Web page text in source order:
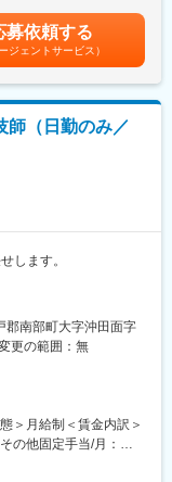
が可能です。
らしく生きる”を支える
見えにくい、患者さ
ながら全人的看護に
ただきます。
基本的に出動はござ
しますのでご安心くだ
みた上で適性に割り
より、看護師1人当た
す。医師・看護師・ア
血等の処置、薬の服
手当がございます。※
※ご活躍次第で更なる
金額であり、選考を
額)は固定手当を含めた
募依頼する
ージェントサービス）
師（日勤のみ／
します。
2名体制で業務を行っ
ています。今回は体
いただける方の募集
環境での勤務が可能
50周年を迎える病院で
郡南部町大字沖田面字
更の範囲：無
＞月給制＜賃金内訳＞
の他固定手当/月：